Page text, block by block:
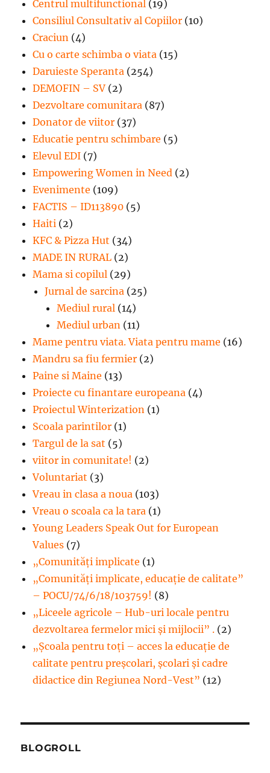
Centrul multifunctional (19)
Consiliul Consultativ al Copiilor (10)
Craciun (4)
Cu o carte schimba o viata (15)
Daruieste Speranta (254)
DEMOFIN – SV (2)
Dezvoltare comunitara (87)
Donator de viitor (37)
Educatie pentru schimbare (5)
Elevul EDI (7)
Empowering Women in Need (2)
Evenimente (109)
FACTIS – ID113890 (5)
Haiti (2)
KFC & Pizza Hut (34)
MADE IN RURAL (2)
Mama si copilul (29)
Jurnal de sarcina (25)
Mediul rural (14)
Mediul urban (11)
Mame pentru viata. Viata pentru mame (16)
Mandru sa fiu fermier (2)
Paine si Maine (13)
Proiecte cu finantare europeana (4)
Proiectul Winterization (1)
Scoala parintilor (1)
Targul de la sat (5)
viitor in comunitate! (2)
Voluntariat (3)
Vreau in clasa a noua (103)
Vreau o scoala ca la tara (1)
Young Leaders Speak Out for European
Values (7)
„Comunități implicate (1)
„Comunități implicate, educație de calitate”
– POCU/74/6/18/103759! (8)
„Liceele agricole – Hub-uri locale pentru
dezvoltarea fermelor mici şi mijlocii” . (2)
„Școala pentru toți – acces la educație de
calitate pentru preșcolari, școlari și cadre
didactice din Regiunea Nord-Vest” (12)
BLOGROLL